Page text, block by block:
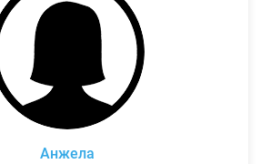
Анжела